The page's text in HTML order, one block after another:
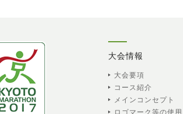
大会情報
大会要項
コース紹介
メインコンセプト